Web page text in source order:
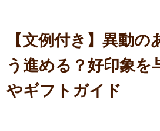
【文例付き】異動
う進める？好印象を
やギフトガイド